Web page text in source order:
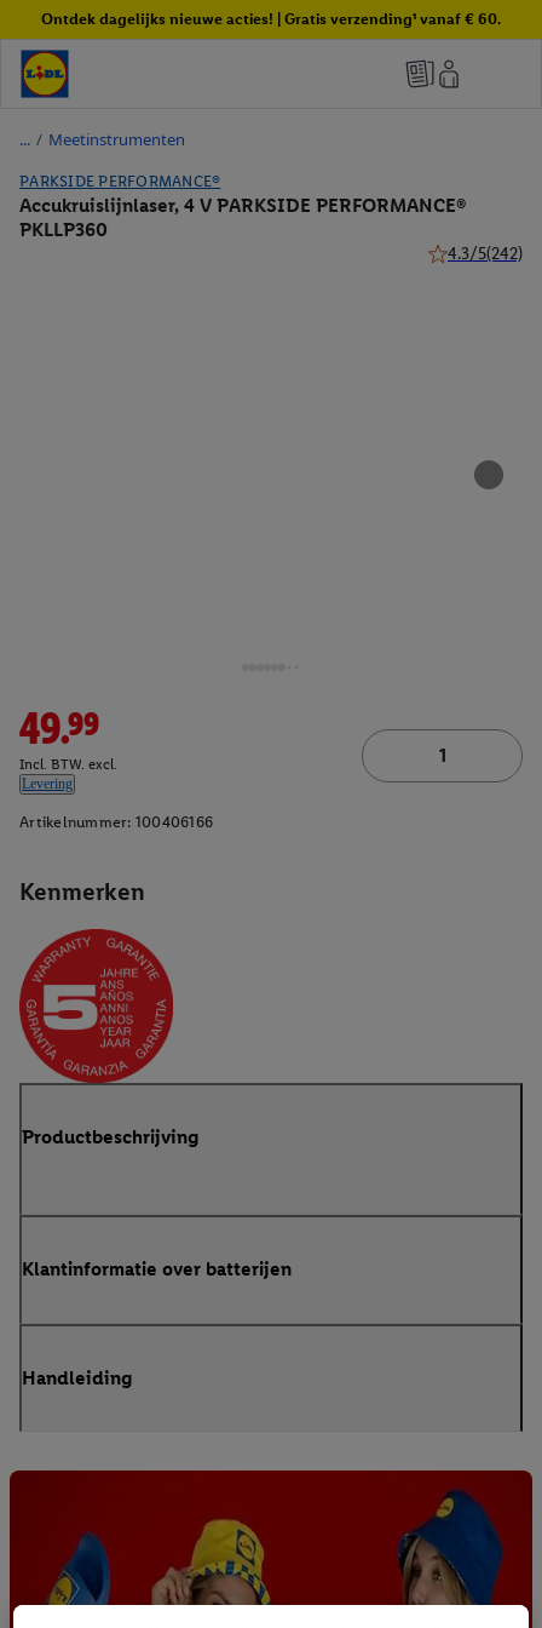
Ontdek dagelijks nieuwe acties! | Gratis verzending¹ vanaf € 60.
/ Meetinstrumenten
PARKSIDE PERFORMANCE®
Accukruislijnlaser, 4 V PARKSIDE PERFORMANCE®
PKLLP360
4.3/5(242)
Kenmerken
49.99
Incl. BTW. excl.
Levering
Artikelnummer: 100406166
Productbeschrijving
Klantinformatie over batterijen
Handleiding